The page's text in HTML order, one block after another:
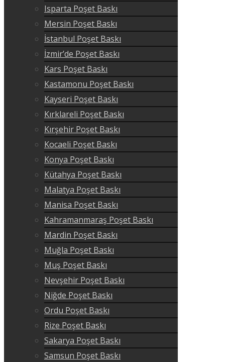
Isparta Poşet Baskı
Mersin Poşet Baskı
İstanbul Poşet Baskı
İzmir’de Poşet Baskı
Kars Poşet Baskı
Kastamonu Poşet Baskı
Kayseri Poşet Baskı
Kırklareli Poşet Baskı
Kırşehir Poşet Baskı
Kocaeli Poşet Baskı
Konya Poşet Baskı
Kütahya Poşet Baskı
Malatya Poşet Baskı
Manisa Poşet Baskı
Kahramanmaraş Poşet Baskı
Mardin Poşet Baskı
Muğla Poşet Baskı
Muş Poşet Baskı
Nevşehir Poşet Baskı
Niğde Poşet Baskı
Ordu Poşet Baskı
Rize Poşet Baskı
Sakarya Poşet Baskı
Samsun Poşet Baskı